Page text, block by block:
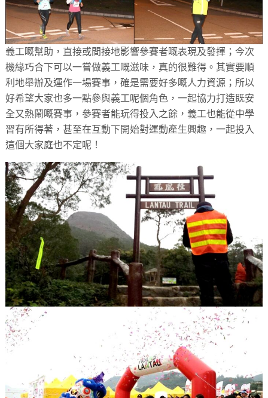
義工嘅幫助，直接或間接地影響參賽者嘅表現及發揮；今次
機緣巧合下可以一嘗做義工嘅滋味，真的很難得。其實要順
利地舉辦及運作一場賽事，確是需要好多嘅人力資源；所以
好希望大家也多一點參與義工呢個角色，一起協力打造既安
全又熱鬧嘅賽事，參賽者能玩得投入之餘，義工也能從中學
習有所得著，甚至在互動下開始對運動產生興趣，一起投入
這個大家庭也不定呢！